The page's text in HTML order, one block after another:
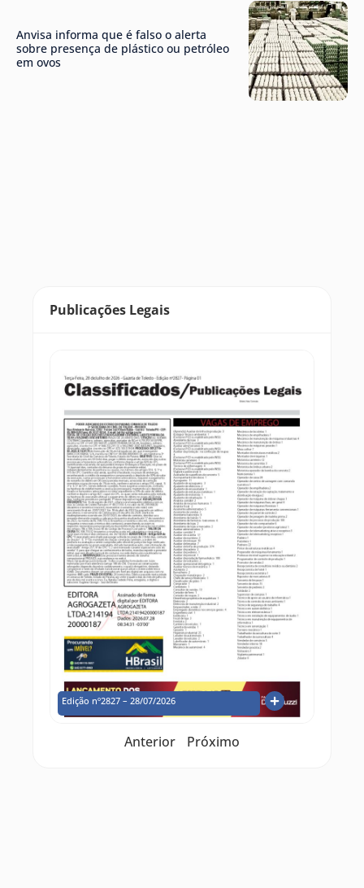
Anvisa informa que é falso o alerta
sobre presença de plástico ou petróleo
em ovos
Publicações Legais
Edição nº2827 – 28/07/2026
Anterior Próximo